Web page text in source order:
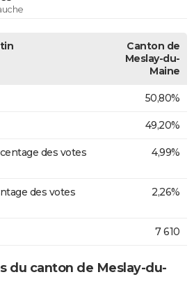
Canton de
Meslay-du-
Maine
50,80%
49,20%
des votes
4,99%
des votes
2,26%
7 610
du canton de Meslay-du-